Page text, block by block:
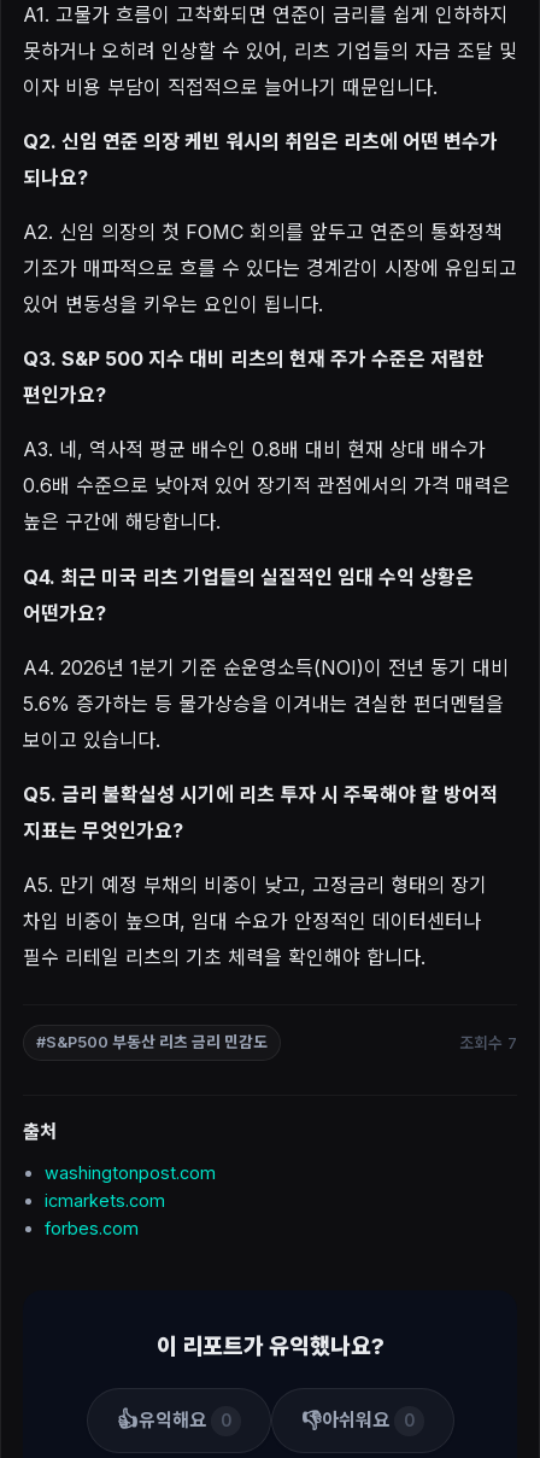
A1. 고물가 흐름이 고착화되면 연준이 금리를 쉽게 인하하지
못하거나 오히려 인상할 수 있어, 리츠 기업들의 자금 조달 및
이자 비용 부담이 직접적으로 늘어나기 때문입니다.
Q2. 신임 연준 의장 케빈 워시의 취임은 리츠에 어떤 변수가
되나요?
A2. 신임 의장의 첫 FOMC 회의를 앞두고 연준의 통화정책
기조가 매파적으로 흐를 수 있다는 경계감이 시장에 유입되고
있어 변동성을 키우는 요인이 됩니다.
Q3. S&P 500 지수 대비 리츠의 현재 주가 수준은 저렴한
편인가요?
A3. 네, 역사적 평균 배수인 0.8배 대비 현재 상대 배수가
0.6배 수준으로 낮아져 있어 장기적 관점에서의 가격 매력은
높은 구간에 해당합니다.
Q4. 최근 미국 리츠 기업들의 실질적인 임대 수익 상황은
어떤가요?
A4. 2026년 1분기 기준 순운영소득(NOI)이 전년 동기 대비
5.6% 증가하는 등 물가상승을 이겨내는 견실한 펀더멘털을
보이고 있습니다.
Q5. 금리 불확실성 시기에 리츠 투자 시 주목해야 할 방어적
지표는 무엇인가요?
A5. 만기 예정 부채의 비중이 낮고, 고정금리 형태의 장기
차입 비중이 높으며, 임대 수요가 안정적인 데이터센터나
필수 리테일 리츠의 기초 체력을 확인해야 합니다.
#S&P500 부동산 리츠 금리 민감도 조회수 7
출처
washingtonpost.com
icmarkets.com
forbes.com
이 리포트가 유익했나요?
👍유익해요 0 👎아쉬워요 0